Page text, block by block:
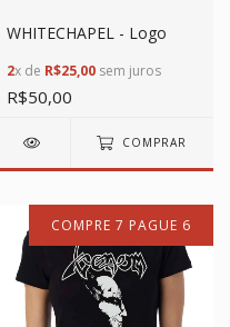
WHITECHAPEL - Logo
2x de R$25,00 sem juros
R$50,00
COMPRAR
COMPRE 7 PAGUE 6